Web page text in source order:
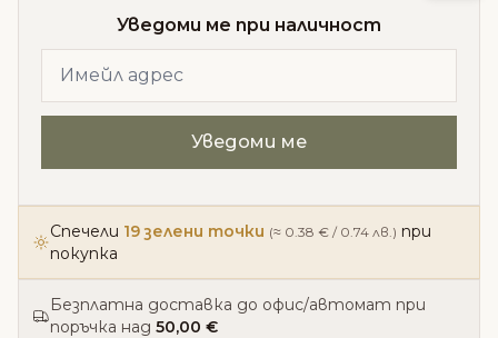
Уведоми ме при наличност
Спечели 19 зелени точки (≈ 0.38 € / 0.74 лв.) при
покупка
Безплатна доставка до офис/автомат при
поръчка над 50,00 €